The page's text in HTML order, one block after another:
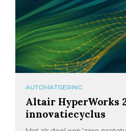
AUTOMATISERING
Altair HyperWorks
innovatiecyclus